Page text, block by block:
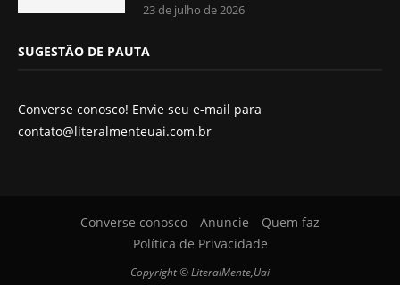
23 de julho de 2026
SUGESTÃO DE PAUTA
Converse conosco! Envie seu e-mail para
contato@literalmenteuai.com.br
Converse conosco Anuncie
Quem faz
Política de Privacidade
Copyright © LiteralMente,Uai